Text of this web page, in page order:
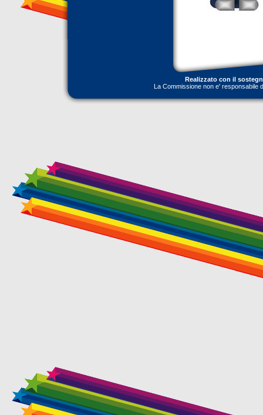
Realizzato con il
La Commissione non e' responsabile